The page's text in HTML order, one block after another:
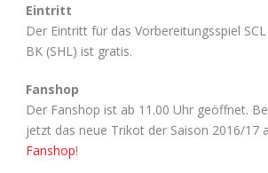
Eintritt
Der Eintritt für das Vorbereitungsspiel
BK (SHL) ist gratis.
Fanshop
Der Fanshop ist ab 11.00 Uhr geöffnet.
jetzt das neue Trikot der Saison 2016/17
Fanshop!